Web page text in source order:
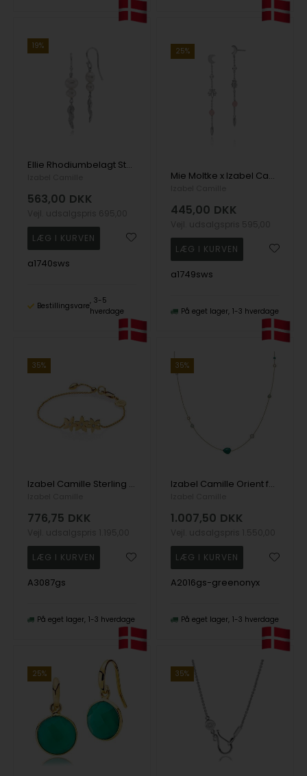
19%
Ellie Rhodiumbelagt Sterling Sølv Øreringe med ferskvandsperler
563,00 DKK
a1740sws
Bestillingsvare
3-5
hverdage
25%
Mie Moltke x Izabel Camille Rhodiumbelagt Sterling Sølv Øreringe med Krystaller og Rosenkvarts
445,00 DKK
a1749sws
På eget lager 1-3 hverdage
35%
Izabel Camille Sterling sølv Armbånd, Daisy med forgyldt overflade, model A3087gs
776,75 DKK
A3087gs
På eget lager 1-3 hverdage
35%
Izabel Camille Orient forgyldt sølv halskæde blank, model A2016gs-greenonyx
1.007,50 DKK
A2016gs-greenonyx
På eget lager 1-3 hverdage
25% 35%